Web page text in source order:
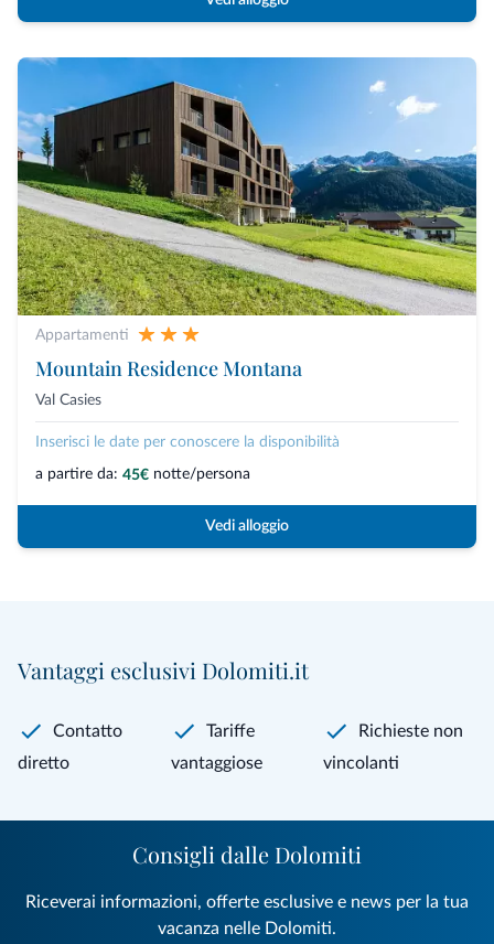
Appartamenti
Mountain Residence Montana
Val Casies
Inserisci le date per conoscere la disponibilità
a partire da: 45€ notte/persona
Vedi alloggio
Vantaggi esclusivi Dolomiti.it
Contatto
diretto
Tariffe
vantaggiose
Richieste non
vincolanti
Consigli dalle Dolomiti
Riceverai informazioni, offerte esclusive e news per la tua
vacanza nelle Dolomiti.